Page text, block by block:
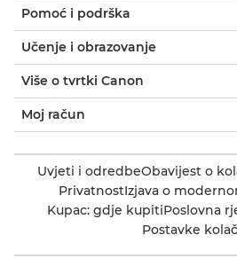
Pomoć i podrška
Učenje i obrazovanje
Više o tvrtki Canon
Moj račun
Uvjeti i odredbeObavijest o
PrivatnostIzjava o
Kupac: gdje kupitiPoslovna
Postavke